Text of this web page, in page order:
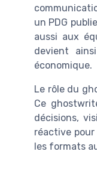
un PDG
aussi aux
devient
économique.
Le rôle du
Ce
décisions,
réactive
les formats